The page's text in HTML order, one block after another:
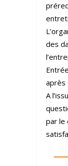
des
après
A
par le